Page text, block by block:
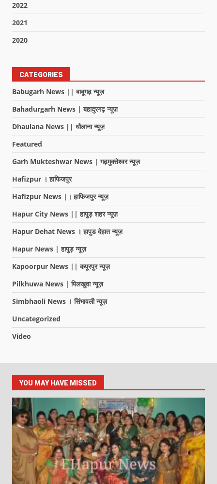
2022
2021
2020
CATEGORIES
Babugarh News || बाबूगढ़ न्यूज़
Bahadurgarh News | बहादुरगढ़ न्यूज़
Dhaulana News || धौलाना न्यूज़
Featured
Garh Mukteshwar News | गढ़मुक्तेश्वर न्यूज़
Hafizpur । हाफिजपुर
Hafizpur News |। हाफिजपुर न्यूज़
Hapur City News || हापुड़ शहर न्यूज़
Hapur Dehat News । हापुड देहात न्यूज़
Hapur News | हापुड़ न्यूज़
Kapoorpur News || कपूरपुर न्यूज़
Pilkhuwa News | पिलखुवा न्यूज़
Simbhaoli News । सिंभावली न्यूज़
Uncategorized
Video
YOU MAY HAVE MISSED